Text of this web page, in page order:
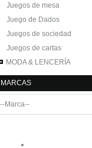
Juegos de mesa
Juego de Dados
Juegos de sociedad
Juegos de cartas
MODA & LENCERÍA
MARCAS